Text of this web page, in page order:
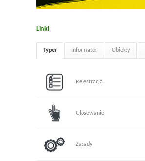
Linki
Typer Informator Obiekty
Rejestracja
Głosowanie
Zasady